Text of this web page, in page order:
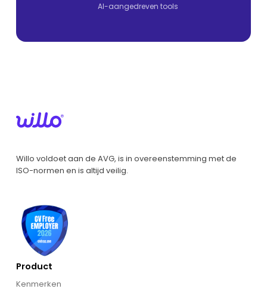
AI-aangedreven tools
Willo voldoet aan de AVG, is in overeenstemming met de
ISO-normen en is altijd veilig.
Product
Kenmerken